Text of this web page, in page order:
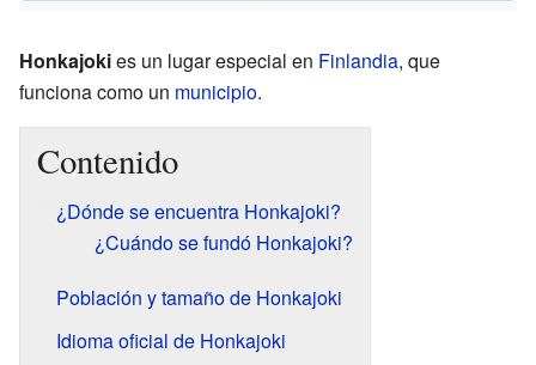
Honkajokies un lugar especial en Finlandia, que
funciona como un municipio.
Contenido
¿Dónde se encuentra Honkajoki?
¿Cuándo se fundó Honkajoki?
Población y tamaño de Honkajoki
Idioma oficial de Honkajoki